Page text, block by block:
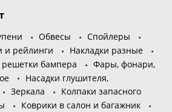
Обвесы
Спойлеры
и рейлинги
Накладки разные
бампера
Фары, фонари,
Насадки глушителя,
Зеркала
Колпаки запасного
Коврики в салон и багажник